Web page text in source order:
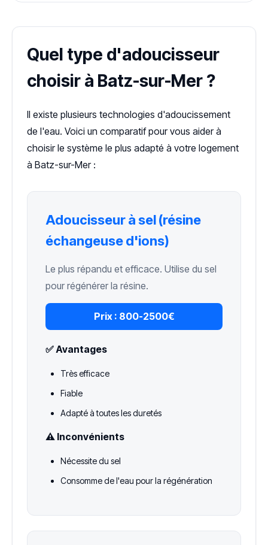
Quel type d'adoucisseur
choisir à Batz-sur-Mer ?
Il existe plusieurs technologies d'adoucissement
de l'eau. Voici un comparatif pour vous aider à
choisir le système le plus adapté à votre logement
à Batz-sur-Mer :
Adoucisseur à sel (résine
échangeuse d'ions)
Le plus répandu et efficace. Utilise du sel
pour régénérer la résine.
Prix : 800-2500€
✅ Avantages
Très efficace
Fiable
Adapté à toutes les duretés
⚠️ Inconvénients
Nécessite du sel
Consomme de l'eau pour la régénération